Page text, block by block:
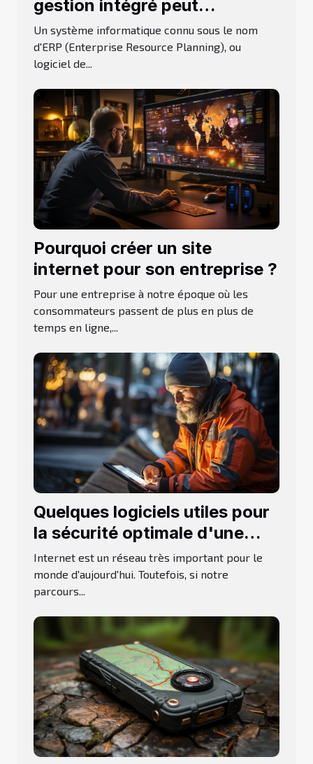
gestion intégré peut
transformer votre
entreprise ?
Un système informatique connu sous le nom
d'ERP (Enterprise Resource Planning), ou
logiciel de...
Pourquoi créer un site
internet pour son entreprise ?
Pour une entreprise à notre époque où les
consommateurs passent de plus en plus de
temps en ligne,...
Quelques logiciels utiles pour
la sécurité optimale d'une
navigation
Internet est un réseau très important pour le
monde d'aujourd'hui. Toutefois, si notre
parcours...